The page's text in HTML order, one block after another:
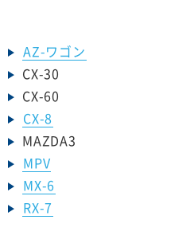
AZ-ワゴン
CX-30
CX-60
CX-8
MAZDA3
MPV
MX-6
RX-7